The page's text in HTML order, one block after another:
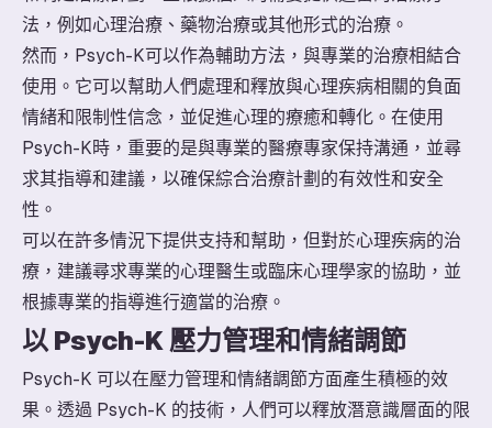
法，例如心理治療、藥物治療或其他形式的治療。
然而，Psych-K可以作為輔助方法，與專業的治療相結合
使用。它可以幫助人們處理和釋放與心理疾病相關的負面
情緒和限制性信念，並促進心理的療癒和轉化。在使用
Psych-K時，重要的是與專業的醫療專家保持溝通，並尋
求其指導和建議，以確保綜合治療計劃的有效性和安全
性。
可以在許多情況下提供支持和幫助，但對於心理疾病的治
療，建議尋求專業的心理醫生或臨床心理學家的協助，並
根據專業的指導進行適當的治療。
以 Psych-K 壓力管理和情緒調節
Psych-K 可以在壓力管理和情緒調節方面產生積極的效
果。透過 Psych-K 的技術，人們可以釋放潛意識層面的限